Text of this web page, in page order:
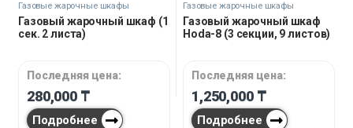
Газовые жарочные шкафы
Газовый жарочный шкаф (1
сек. 2 листа)
Последняя цена:
280,000 ₸
Подробнее
Газовые жарочные шкафы
Газовый жарочный шкаф
Hoda-8 (3 секции, 9 листов)
Последняя цена:
1,250,000 ₸
Подробнее